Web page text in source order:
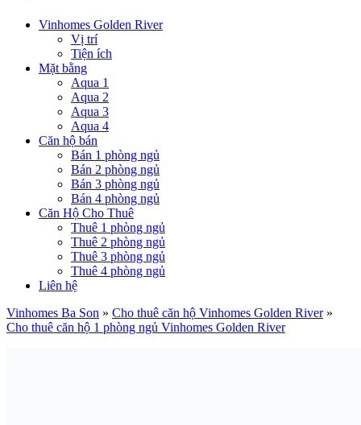
Vinhomes Golden River
Vị trí
Tiện ích
Mặt bằng
Aqua 1
Aqua 2
Aqua 3
Aqua 4
Căn hộ bán
Bán 1 phòng ngủ
Bán 2 phòng ngủ
Bán 3 phòng ngủ
Bán 4 phòng ngủ
Căn Hộ Cho Thuê
Thuê 1 phòng ngủ
Thuê 2 phòng ngủ
Thuê 3 phòng ngủ
Thuê 4 phòng ngủ
Liên hệ
Vinhomes Ba Son » Cho thuê căn hộ Vinhomes Golden River»
Cho thuê căn hộ 1 phòng ngủ Vinhomes Golden River